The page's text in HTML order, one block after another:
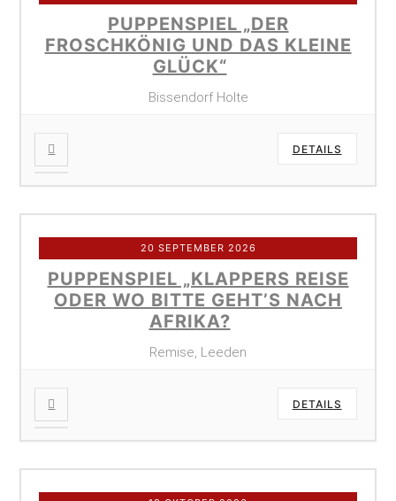
PUPPENSPIEL „DER
FROSCHKÖNIG UND DAS KLEINE
GLÜCK“
Bissendorf Holte
DETAILS
20 SEPTEMBER 2026
PUPPENSPIEL „KLAPPERS REISE
ODER WO BITTE GEHT’S NACH
AFRIKA?
Remise, Leeden
DETAILS